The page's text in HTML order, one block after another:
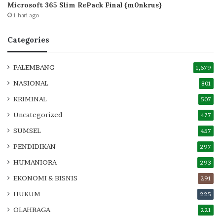
Microsoft 365 Slim RePack Final {m0nkrus}
1 hari ago
Categories
PALEMBANG 1,679
NASIONAL 801
KRIMINAL 507
Uncategorized 477
SUMSEL 457
PENDIDIKAN 297
HUMANIORA 293
EKONOMI & BISNIS 291
HUKUM 225
OLAHRAGA 221